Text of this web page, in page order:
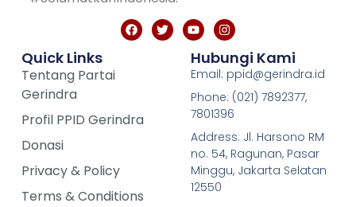
Quick Links
Tentang Partai
Gerindra
Profil PPID Gerindra
Donasi
Privacy & Policy
Terms & Conditions
Hubungi Kami
Email: ppid@gerindra.id
Phone: (021) 7892377,
7801396
Address: Jl. Harsono RM
no. 54, Ragunan, Pasar
Minggu, Jakarta Selatan
12550